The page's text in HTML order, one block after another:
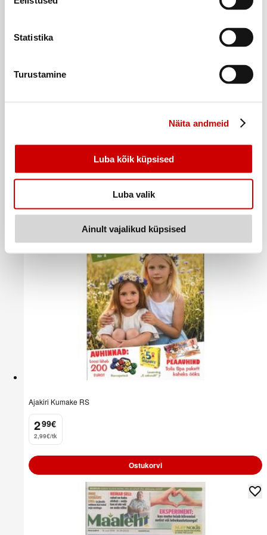
Statistika
Turustamine
Näita andmeid
Luba kõik küpsised
Luba valik
Ainult vajalikud küpsised
Ostukorvi
Ajakiri Kumake RS
2
. 99€
2,99€/tk
Ostukorvi